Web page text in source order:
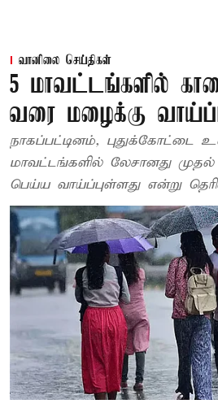
வானிலை செய்திகள்
5 மாவட்டங்களில்
வரை மழைக்கு
நாகப்பட்டினம், புதுக்கோட்டை
மாவட்டங்களில் லேசானது
பெய்ய வாய்ப்புள்ளது என்று